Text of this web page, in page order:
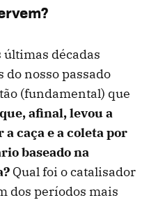
últimas décadas
nosso passado
(fundamental) que
afinal, levou a
caça e a coleta por
baseado na
Qual foi o catalisador
dos períodos mais